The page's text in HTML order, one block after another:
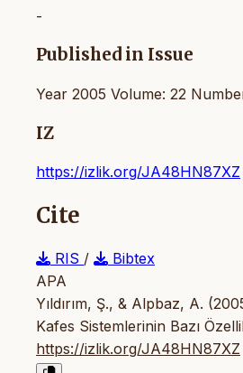
-
Published in Issue
Year 2005 Volume: 22
IZ
https://izlik.org/JA48HN87XZ
Cite
RIS /
Bibtex
APA
Yıldırım, Ş., & Alpbaz, A.
Kafes Sistemlerinin Bazı
https://izlik.org/JA48HN87XZ